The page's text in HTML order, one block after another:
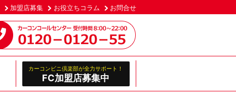
加盟店募集 お役立ちコラム お問合せ
カーコンビニ倶楽部が全力サポート！
FC加盟店募集中